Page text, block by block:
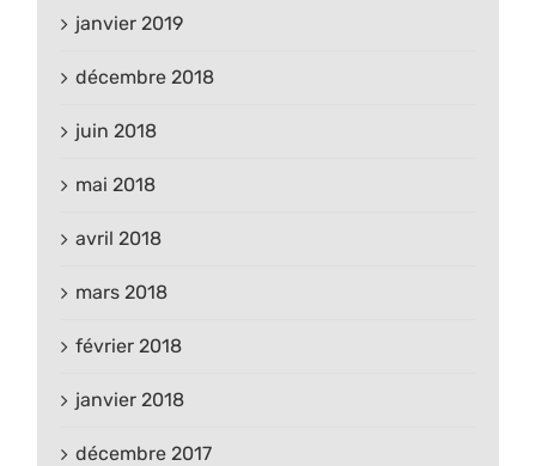
janvier 2019
décembre 2018
juin 2018
mai 2018
avril 2018
mars 2018
février 2018
janvier 2018
décembre 2017